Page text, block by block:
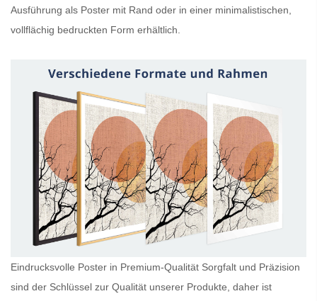
Ausführung als Poster mit Rand oder in einer minimalistischen,
vollflächig bedruckten Form erhältlich.
Eindrucksvolle Poster in Premium-Qualität Sorgfalt und Präzision
sind der Schlüssel zur Qualität unserer Produkte, daher ist